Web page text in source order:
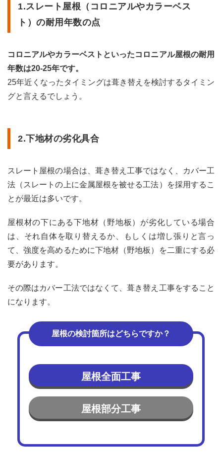
え費
用相
場と
4
スレ
ート
屋根
の葺
き替
ばれ
4.1
バリ
ウム
鋼板
4.2
スレ
4.3
瓦
スレ
ート
える
際に
すべ
きこ
1.スレート屋根（コロニアルやカラーベス
ト）の耐用年数の点
コロニアルやカラーベストといったコロニアル屋根の耐用
年数は20-25年です。
25年近くなったタイミングは葺き替えを検討するタイミン
グと言えるでしょう。
2.下地材の劣化具合
スレート屋根の場合は、葺き替え工事ではなく、カバー工
法（スレートの上に金属屋根を被せる工法）を採用するこ
とが最近は多いです。
屋根材の下にある下地材（野地板）が劣化している場合
は、それ自体を取り替えるか、もしくは増し張りと言っ
て、強度を高めるために下地材（野地板）を二重にする必
要があります。
その際はカバー工法ではなくて、葺き替え工事をすること
になります。
屋根の検討箇所はどちらですか？
屋根全面工事
屋根部分工事